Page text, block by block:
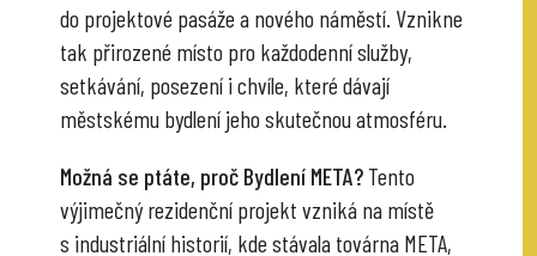
do projektové pasáže a nového náměstí. Vznikne
tak přirozené místo pro každodenní služby,
setkávání, posezení i chvíle, které dávají
městskému bydlení jeho skutečnou atmosféru.
Možná se ptáte, proč Bydlení META? Tento
výjimečný rezidenční projekt vzniká na místě
s industriální historií, kde stávala továrna META,